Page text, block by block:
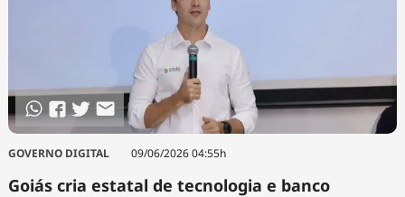
GOVERNO DIGITAL 09/06/2026 04:55h
Goiás cria estatal de tecnologia e banco